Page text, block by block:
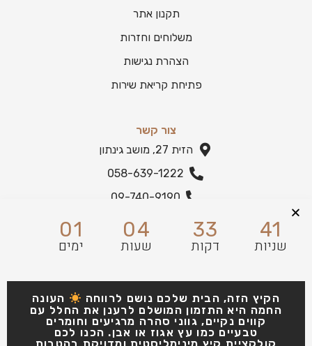
תקנון אתר
משלוחים וחזרות
הצהרת נגישות
פתיחת קריאת שירות
צור קשר
הזית 27, מושב גינתון
058-639-1222
09-740-9190
הצהרת נגישות
01
ימים
04
שעות
33
דקות
41
שניות
הקיץ הזה, הבית שלכם נושם לרווחה
העונה
החמה היא התזמון המושלם לרענן את החלל עם
קווים נקיים, גווני סהרה מרגיעים וחומרים
טבעיים כמו עץ אגוז או אבן. הכנו לכם
קולקציית קיץ מינימליסטית ומדויקת בהטבות